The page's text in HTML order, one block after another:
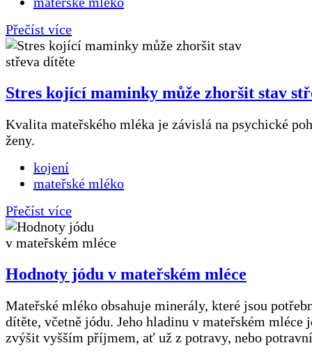
Přečíst více
Stres kojící maminky může zhoršit stav
Kvalita mateřského mléka je závislá na psychické
ženy.
kojení
mateřské mléko
Přečíst více
Hodnoty jódu v mateřském mléce
Mateřské mléko obsahuje minerály, které jsou
dítěte, včetně jódu. Jeho hladinu v mateřském mléce
zvýšit vyšším příjmem, ať už z potravy, nebo